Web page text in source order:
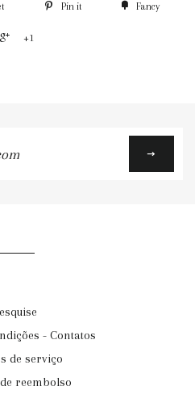
Pin it Fancy
+1
- Contatos
de serviço
reembolso